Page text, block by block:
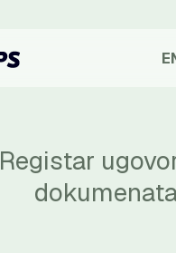
Registar